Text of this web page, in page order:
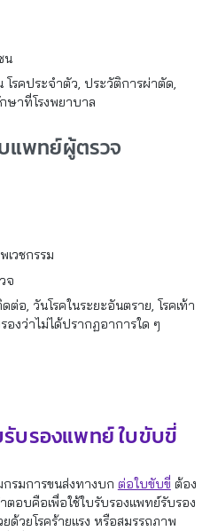
น
โรคประจำตัว, ประวัติการผ่าตัด,
ษาที่โรงพยาบาล
แพทย์ผู้ตรวจ
วชกรรม
จ
ดต่อ, วันโรคในระยะอันตราย, โรคเท้า
งว่าไม่ได้ปรากฏอาการใด ๆ
รับรองแพทย์ ใบขับขี่
รมการขนส่งทางบก ต่อใบขับขี่ ต้อง
อบคือเพื่อใช้ใบรับรองแพทย์รับรอง
ด้วยโรคร้ายแรง หรือสมรรถภาพ